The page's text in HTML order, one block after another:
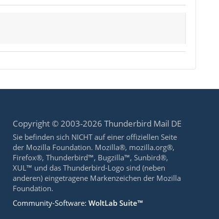
Copyright © 2003-2026 Thunderbird Mail DE
Sie befinden sich NICHT auf einer offiziellen Seite
der Mozilla Foundation. Mozilla®, mozilla.org®,
Firefox®, Thunderbird™, Bugzilla™, Sunbird®,
XUL™ und das Thunderbird-Logo sind (neben
anderen) eingetragene Markenzeichen der Mozilla
Foundation.
Community-Software:WoltLab Suite™